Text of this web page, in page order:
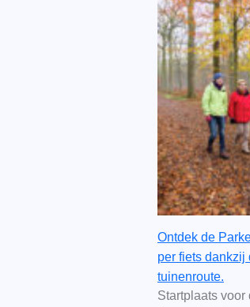
Ontdek de
per fiets dankzij
tuinenroute.
Startplaats voor